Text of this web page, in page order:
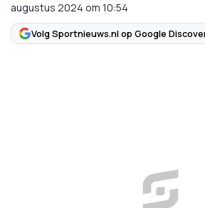
augustus 2024 om 10:54
Volg Sportnieuws.nl op Google